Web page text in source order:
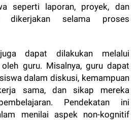
seperti laporan, proyek, dan
dikerjakan selama proses
dapat dilakukan melalui
guru. Misalnya, guru dapat
dalam diskusi, kemampuan
sama, dan sikap mereka
Pendekatan ini
menilai aspek non-kognitif